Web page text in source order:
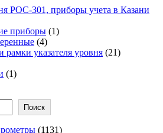
РОС-301, приборы учета в Казани
приборы 11
44
товара
рамки указателя уровня 2121
11
Поиск
11311131